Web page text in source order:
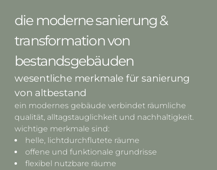
die moderne sanierung &
transformation von
bestandsgebäuden
wesentliche merkmale für sanierung
von altbestand
ein modernes gebäude verbindet räumliche
qualität, alltagstauglichkeit und nachhaltigkeit.
wichtige merkmale sind:
helle, lichtdurchflutete räume
offene und funktionale grundrisse
flexibel nutzbare räume